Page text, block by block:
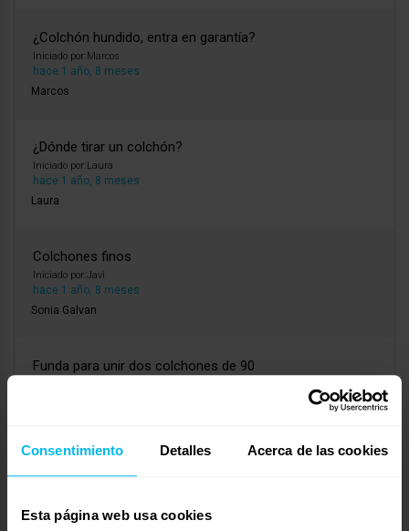
Consentimiento Detalles Acerca de las cookies
Esta página web usa cookies
¿Colchón hundido, entra en garantía?
Iniciado por:Marcos
hace 1 año, 8 meses
Marcos
¿Dónde tirar un colchón?
Iniciado por:Laura
hace 1 año, 8 meses
Laura
Colchones finos
Iniciado por:Javi
hace 1 año, 8 meses
Sonia Galvan
Funda para unir dos colchones de 90
Cama de matrimonio con dos colchones
hace 1 año, 8 meses